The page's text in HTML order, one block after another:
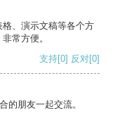
、演示文稿等各个方
常方便。
支持[0] 反对[0]
的朋友一起交流。